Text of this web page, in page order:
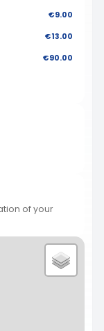
€9.00
€13.00
€90.00
of your